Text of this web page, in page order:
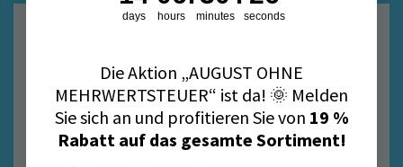
days hours minutes seconds
Die Aktion „AUGUST OHNE
MEHRWERTSTEUER“ ist da! 🌞 Melden
Sie sich an und profitieren Sie von 19 %
Rabatt auf das gesamte Sortiment!